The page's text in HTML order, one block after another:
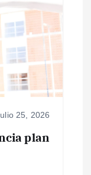
25, 2026
plan